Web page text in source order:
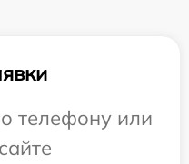
телефону или